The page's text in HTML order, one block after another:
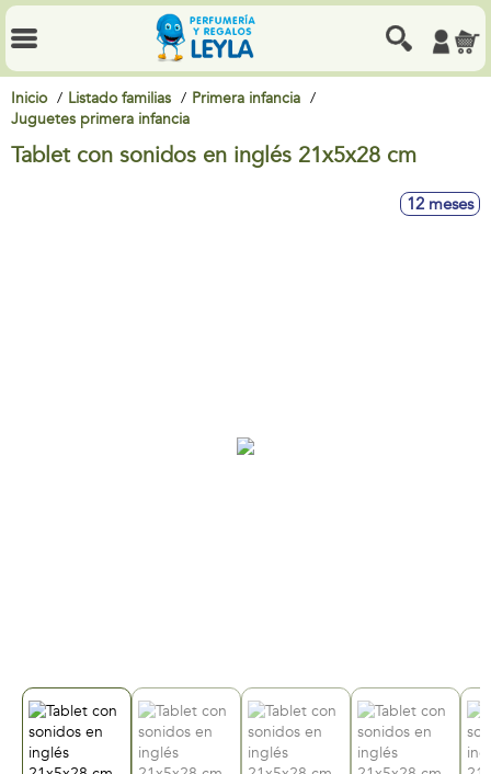
Inicio Listado familias
Primera infancia
Juguetes primera infancia
Tablet con sonidos en inglés 21x5x28 cm
12 meses